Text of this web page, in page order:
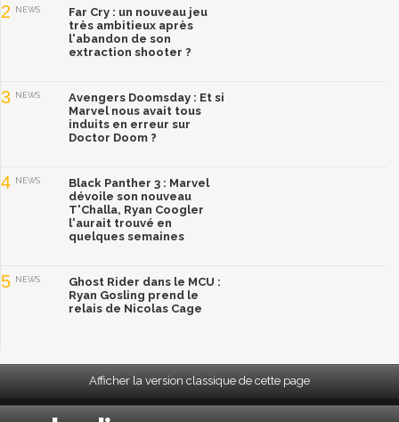
2 NEWS
Far Cry : un nouveau jeu
très ambitieux après
l'abandon de son
extraction shooter ?
3 NEWS
Avengers Doomsday : Et si
Marvel nous avait tous
induits en erreur sur
Doctor Doom ?
4 NEWS
Black Panther 3 : Marvel
dévoile son nouveau
T'Challa, Ryan Coogler
l'aurait trouvé en
quelques semaines
5 NEWS
Ghost Rider dans le MCU :
Ryan Gosling prend le
relais de Nicolas Cage
Afficher la version classique de cette page